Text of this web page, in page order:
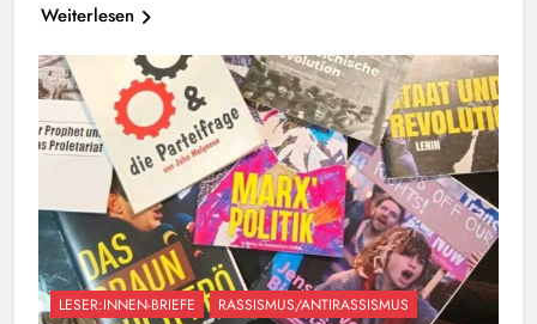
Weiterlesen
LESER:INNEN-BRIEFE RASSISMUS/ANTIRASSISMUS